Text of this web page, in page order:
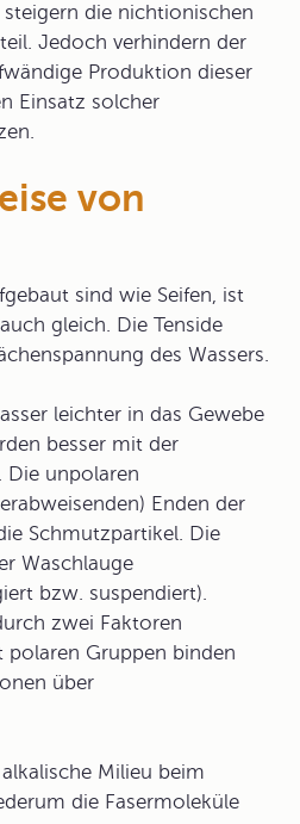
die nichtionischen
Jedoch verhindern der
Produktion dieser
Einsatz solcher
von
sind wie Seifen, ist
gleich. Die Tenside
des Wassers.
leichter in das Gewebe
besser mit der
Die unpolaren
Enden der
Schmutzpartikel. Die
Waschlauge
bzw. suspendiert).
zwei Faktoren
polaren Gruppen binden
über
Milieu beim
die Fasermoleküle